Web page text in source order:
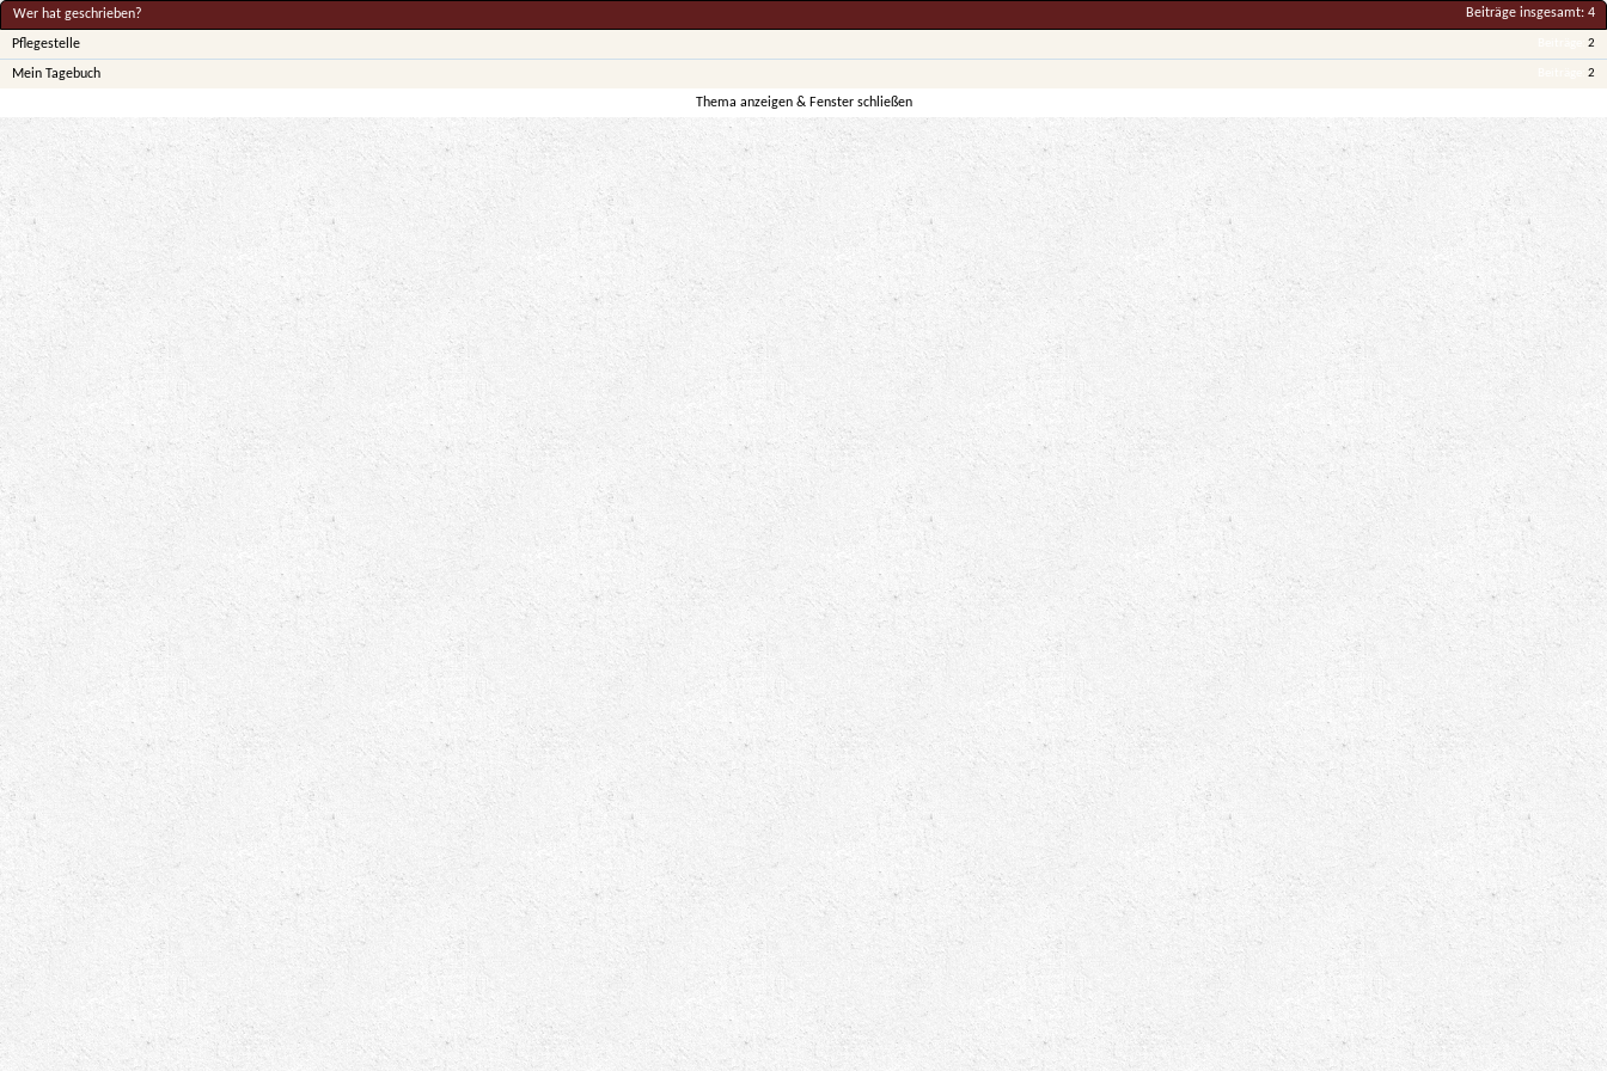
Beiträge insgesamt 4
Wer hat geschrieben?
2
Pflegestelle
2
Mein Tagebuch
Thema anzeigen & Fenster schließen